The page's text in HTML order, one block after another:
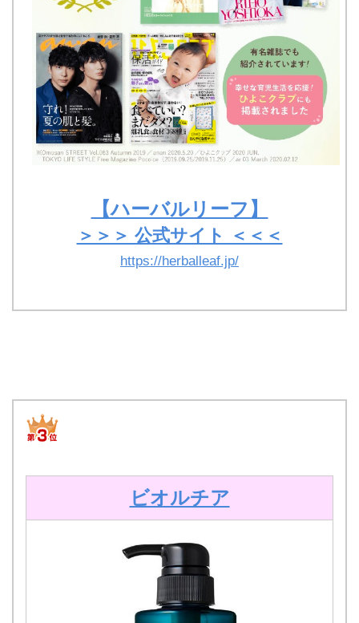
【ハーバルリーフ】
＞＞＞ 公式サイト ＜＜＜
https://herballeaf.jp/
ビオルチア